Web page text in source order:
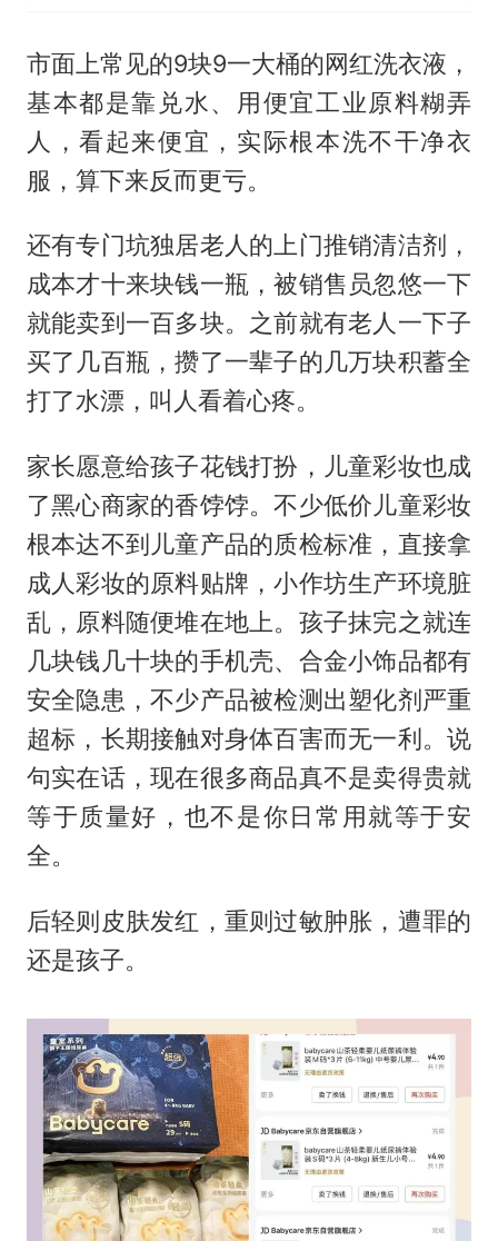
市面上常见的9块9一大桶的网红洗衣液，
基本都是靠兑水、用便宜工业原料糊弄
人，看起来便宜，实际根本洗不干净衣
服，算下来反而更亏。
还有专门坑独居老人的上门推销清洁剂，
成本才十来块钱一瓶，被销售员忽悠一下
就能卖到一百多块。之前就有老人一下子
买了几百瓶，攒了一辈子的几万块积蓄全
打了水漂，叫人看着心疼。
家长愿意给孩子花钱打扮，儿童彩妆也成
了黑心商家的香饽饽。不少低价儿童彩妆
根本达不到儿童产品的质检标准，直接拿
成人彩妆的原料贴牌，小作坊生产环境脏
乱，原料随便堆在地上。孩子抹完之就连
几块钱几十块的手机壳、合金小饰品都有
安全隐患，不少产品被检测出塑化剂严重
超标，长期接触对身体百害而无一利。说
句实在话，现在很多商品真不是卖得贵就
等于质量好，也不是你日常用就等于安
全。
后轻则皮肤发红，重则过敏肿胀，遭罪的
还是孩子。